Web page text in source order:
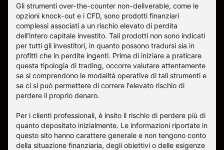
Gli strumenti over-the-counter non-deliverable, come le
opzioni knock-out e i CFD, sono prodotti finanziari
complessi associati a un rischio elevato di perdita
dell’intero capitale investito. Tali prodotti non sono indicati
per tutti gli investitori, in quanto possono tradursi sia in
profitti che in perdite ingenti. Prima di iniziare a praticare
questa tipologia di trading, occorre valutare attentamente
se si comprendono le modalità operative di tali strumenti e
se ci si può permettere di correre l'elevato rischio di
perdere il proprio denaro.
Per i clienti professionali, è insito il rischio di perdere più di
quanto depositato inizialmente. Le informazioni riportate in
questo sito hanno carattere generale e non tengono conto
della situazione finanziaria, degli obiettivi o delle esigenze